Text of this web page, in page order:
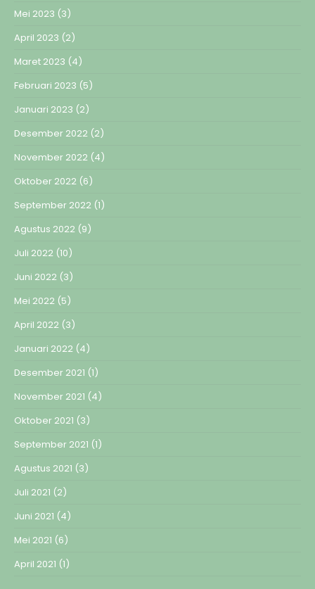
Mei 2023 (3)
April 2023 (2)
Maret 2023 (4)
Februari 2023 (5)
Januari 2023 (2)
Desember 2022 (2)
November 2022 (4)
Oktober 2022 (6)
September 2022 (1)
Agustus 2022 (9)
Juli 2022 (10)
Juni 2022 (3)
Mei 2022 (5)
April 2022 (3)
Januari 2022 (4)
Desember 2021 (1)
November 2021 (4)
Oktober 2021 (3)
September 2021 (1)
Agustus 2021 (3)
Juli 2021 (2)
Juni 2021 (4)
Mei 2021 (6)
April 2021 (1)